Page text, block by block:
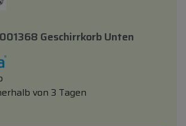
Geschirrkorb Unten
von 3 Tagen